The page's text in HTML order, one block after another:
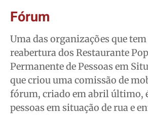
Fórum
Uma das organizações que
reabertura dos Restaurante
Permanente de Pessoas em
que criou uma comissão de
fórum, criado em abril último,
pessoas em situação de rua e